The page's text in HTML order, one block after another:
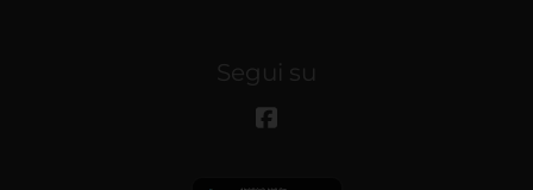
Segui su